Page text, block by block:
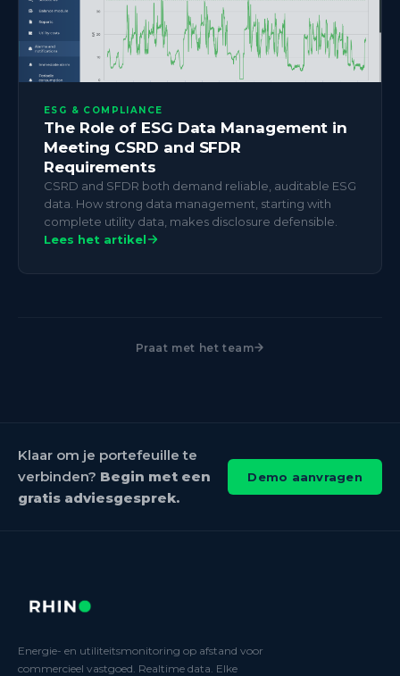
ESG & COMPLIANCE
The Role of ESG Data Management in
Meeting CSRD and SFDR
Requirements
CSRD and SFDR both demand reliable, auditable ESG
data. How strong data management, starting with
complete utility data, makes disclosure defensible.
Lees het artikel
Praat met het team
Klaar om je portefeuille te
verbinden? Begin met een
gratis adviesgesprek.
Demo aanvragen
Energie- en utiliteitsmonitoring op afstand voor
commercieel vastgoed. Realtime data. Elke